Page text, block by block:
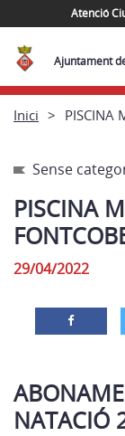
Atenció
Ajuntament
Inici PISCINA
Sense
PISCINA
29/04/2022
NATACIÓ